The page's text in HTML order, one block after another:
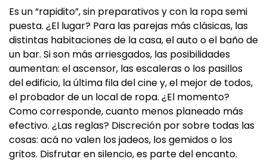
Es un “rapidito”, sin preparativos y con la ropa semi
puesta. ¿El lugar? Para las parejas más clásicas, las
distintas habitaciones de la casa, el auto o el baño de
un bar. Si son más arriesgados, las posibilidades
aumentan: el ascensor, las escaleras o los pasillos
del edificio, la última fila del cine y, el mejor de todos,
el probador de un local de ropa. ¿El momento?
Como corresponde, cuanto menos planeado más
efectivo. ¿Las reglas? Discreción por sobre todas las
cosas: acá no valen los jadeos, los gemidos o los
gritos. Disfrutar en silencio, es parte del encanto.